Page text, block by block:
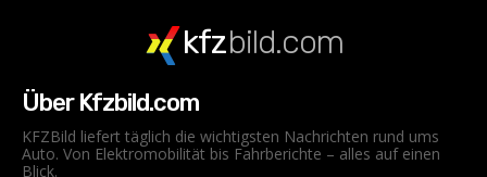
kfzbild.com
Über Kfzbild.com
KFZBild liefert täglich die wichtigsten Nachrichten rund ums
Auto. Von Elektromobilität bis Fahrberichte – alles auf einen
Blick.